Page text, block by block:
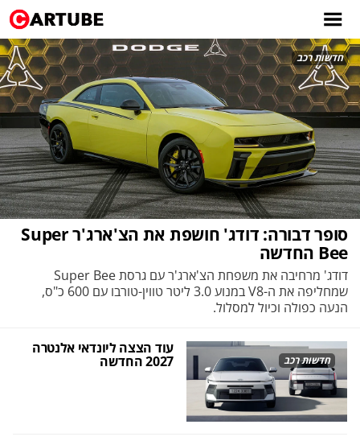
סופר דבורה: דודג' חושפת את הצ'ארג'ר Super
Bee החדשה
חדשות רכב
דודג' מרחיבה את משפחת הצ'ארג'ר עם גרסת Super Bee
שמחליפה את ה-V8 במנוע 3.0 ליטר טווין-טורבו עם 600 כ"ס,
הנעה כפולה וכיול למסלול.
עוד הצצה ליונדאי אלנטרה
2027 החדשה חדשות רכב